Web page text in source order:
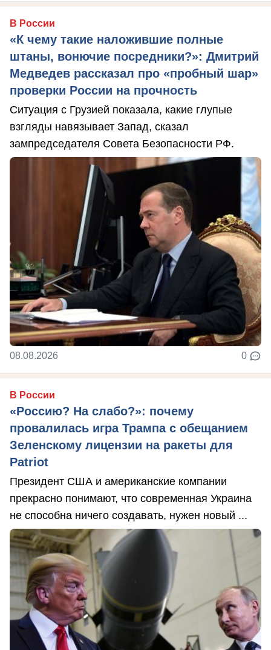
В России
«К чему такие наложившие полные
штаны, вонючие посредники?»: Дмитрий
Медведев рассказал про «пробный шар»
проверки России на прочность
Ситуация с Грузией показала, какие глупые
взгляды навязывает Запад, сказал
зампредседателя Совета Безопасности РФ.
08.08.2026 0
В России
«Россию? На слабо?»: почему
провалилась игра Трампа с обещанием
Зеленскому лицензии на ракеты для
Patriot
Президент США и американские компании
прекрасно понимают, что современная Украина
не способна ничего создавать, нужен новый ...